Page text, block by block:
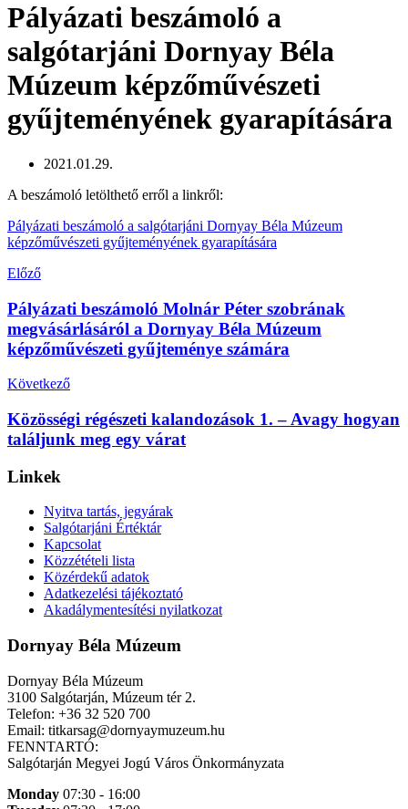
Pályázati beszámoló a
salgótarjáni Dornyay Béla
Múzeum képzőművészeti
gyűjteményének gyarapítására
2021.01.29.
A beszámoló letölthető erről a linkről:
Pályázati beszámoló a salgótarjáni Dornyay Béla Múzeum
képzőművészeti gyűjteményének gyarapítására
Előző
Pályázati beszámoló Molnár Péter szobrának
megvásárlásáról a Dornyay Béla Múzeum
képzőművészeti gyűjteménye számára
Következő
Közösségi régészeti kalandozások 1. – Avagy hogyan
találjunk meg egy várat
Linkek
Nyitva tartás, jegyárak
Salgótarjáni Értéktár
Kapcsolat
Közzétételi lista
Közérdekű adatok
Adatkezelési tájékoztató
Akadálymentesítési nyilatkozat
Dornyay Béla Múzeum
Dornyay Béla Múzeum
3100 Salgótarján, Múzeum tér 2.
Telefon: +36 32 520 700
Email: titkarsag@dornyaymuzeum.hu
FENNTARTÓ:
Salgótarján Megyei Jogú Város Önkormányzata
Monday 07:30 - 16:00